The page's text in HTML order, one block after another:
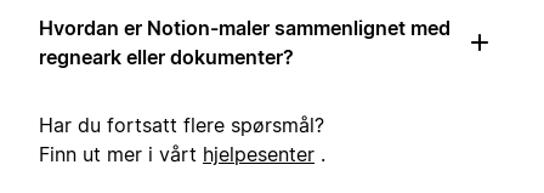
Hvordan er Notion-maler sammenlignet med
regneark eller dokumenter?
Har du fortsatt flere spørsmål?
Finn ut mer i vårt hjelpesenter .